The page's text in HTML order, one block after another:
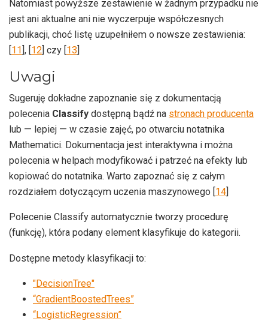
Natomiast powyższe zestawienie w żadnym przypadku nie
jest ani aktualne ani nie wyczerpuje współczesnych
publikacji, choć listę uzupełniłem o nowsze zestawienia:
[11], [12] czy [13]
Uwagi
Sugeruję dokładne zapoznanie się z dokumentacją
polecenia Classify dostępną bądź na stronach producenta
lub — lepiej — w czasie zajęć, po otwarciu notatnika
Mathematici. Dokumentacja jest interaktywna i można
polecenia w helpach modyfikować i patrzeć na efekty lub
kopiować do notatnika. Warto zapoznać się z całym
rozdziałem dotyczącym uczenia maszynowego [ 14
Polecenie Classify automatycznie tworzy procedurę
(funkcję), która podany element klasyfikuje do kategorii.
Dostępne metody klasyfikacji to:
"DecisionTree"
“GradientBoostedTrees”
“LogisticRegression”